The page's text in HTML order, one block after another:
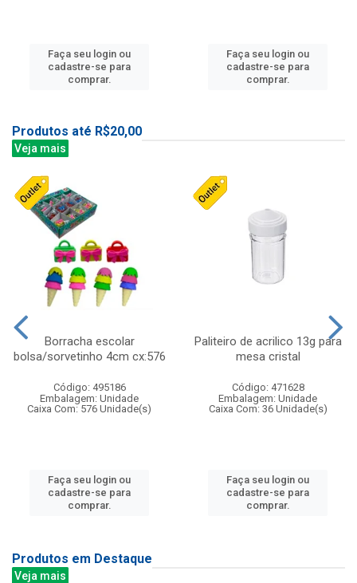
Faça seu login ou
cadastre-se para
comprar.
Faça seu login ou
cadastre-se para
comprar.
Produtos até R$20,00
Veja mais
Borracha escolar
bolsa/sorvetinho 4cm cx:576
Código: 495186
Embalagem: Unidade
Caixa Com: 576 Unidade(s)
Faça seu login ou
cadastre-se para
comprar.
Paliteiro de acrilico 13g para
mesa cristal
Código: 471628
Embalagem: Unidade
Caixa Com: 36 Unidade(s)
Faça seu login ou
cadastre-se para
comprar.
Produtos em Destaque
Veja mais